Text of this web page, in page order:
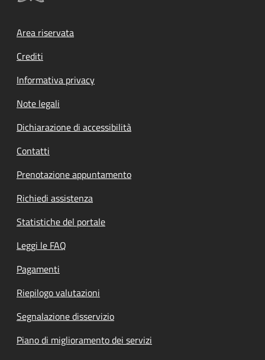
Footer menu
Area riservata
Crediti
Informativa privacy
Note legali
Dichiarazione di accessibilità
Contatti
Prenotazione appuntamento
Richiedi assistenza
Statistiche del portale
Leggi le FAQ
Pagamenti
Riepilogo valutazioni
Segnalazione disservizio
Piano di miglioramento dei servizi